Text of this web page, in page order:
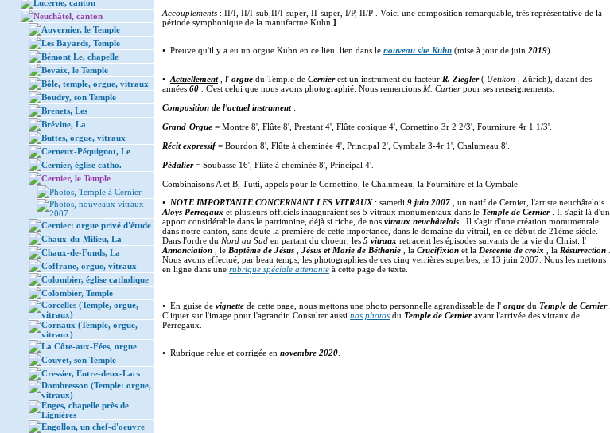
Lucerne, canton
Neuchâtel, canton
Auvernier, le Temple
Les Bayards, Temple
Bémont Le, chapelle
Bevaix, le Temple
Bôle, temple, orgue, vitraux
Boudry, son Temple
Brenets, Les
Brévine, La
Buttes, orgue, vitraux
Cerneux-Péquignot, Le
Cernier, église catho.
Cernier, le Temple
Photos, Temple à Cernier
Photos, nouveaux vitraux
2007
Cernier: orgue privé d'étude
Chaux-du-Milieu, La
Chaux-de-Fonds, La
Coffrane, orgue, vitraux
Colombier, église catholique
Colombier, Temple
Corcelles (Temple, orgue,
vitraux)
Cornaux (Temple, orgue,
vitraux)
La Côte-aux-Fées, orgue
Couvet, son Temple
Cressier, Entre-deux-Lacs
Dombresson (Temple: orgue,
vitraux)
Enges, chapelle près de
Lignières
Engollon, un chef-d'oeuvre
Accouplements : II/I, II/I-sub,II/I-super, II-super, I/P, II/P . Voici une composition remarquable, très représentative de la
période symphonique de la manufactue Kuhn ]
• Preuve qu'il y a eu un orgue Kuhn en ce lieu: lien dans le nouveau site Kuhn (mise à jour de juin 2019).
• Actuellement , l' orgue du Temple de Cernier est un instrument du facteur R. Ziegler ( Uetikon , Zürich), datant des
années 60 . C'est celui que nous avons photographié. Nous remercions M. Cartierpour ses renseignements.
Composition de l'actuel instrument :
Grand-Orgue = Montre 8', Flûte 8', Prestant 4', Flûte conique 4', Cornettino 3r 2 2/3', Fourniture 4r 1 1/3'.
Récit expressif = Bourdon 8', Flûte à cheminée 4', Principal 2', Cymbale 3-4r 1', Chalumeau 8'.
Pédalier = Soubasse 16', Flûte à cheminée 8', Principal 4'.
Combinaisons A et B, Tutti, appels pour le Cornettino, le Chalumeau, la Fourniture et la Cymbale.
• NOTE IMPORTANTE CONCERNANT LES VITRAUX : samedi 9 juin 2007
, un natif de Cernier, l'artiste neuchâtelois
Aloys Perregaux et plusieurs officiels inauguraient ses 5 vitraux monumentaux dans le Temple de Cernier
. Il s'agit là d'un
apport considérable dans le patrimoine, déjà si riche, de nos vitraux neuchâtelois
. Il s'agit d'une création monumentale
dans notre canton, sans doute la première de cette importance, dans le domaine du vitrail, en ce début de 21ème siècle.
Dans l'ordre du Nord au Sud en partant du choeur, les 5 vitraux retracent les épisodes suivants de la vie du Christ: l'
Annonciation
, le Baptême de Jésus Jésus et Marie de Béthanie , la Crucifixion et la Descente de croix , la Résurrection
Nous avons effectué, par beau temps, les photographies de ces cinq verrières superbes, le 13 juin 2007. Nous les mettons
en ligne dans une rubrique spéciale attenante à cette page de texte.
• En guise de vignette de cette page, nous mettons une photo personnelle agrandissable de l' orgue du Temple de Cernier
Cliquer sur l'image pour l'agrandir. Consulter aussi nos photos du Temple de Cernieravant l'arrivée des vitraux de
Perregaux.
• Rubrique relue et corrigée en novembre 2020